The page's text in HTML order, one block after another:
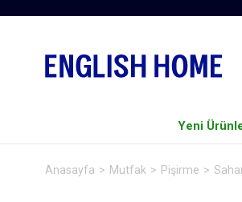
Yeni
Anasayfa Mutfak Pişirme